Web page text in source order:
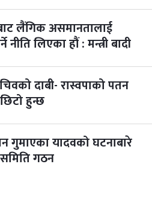
लैंगिक असमानतालाई
नीति लिएका हौं : मन्त्री बादी
दाबी- रास्वपाको पतन
हुन्छ
गुमाएका यादवको घटनाबारे
गठन